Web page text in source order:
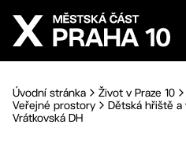
Přejít na hlavní obsah
Úvodní stránka Život v Praze 10
Veřejné prostory
Dětská hřiště
Vrátkovská DH